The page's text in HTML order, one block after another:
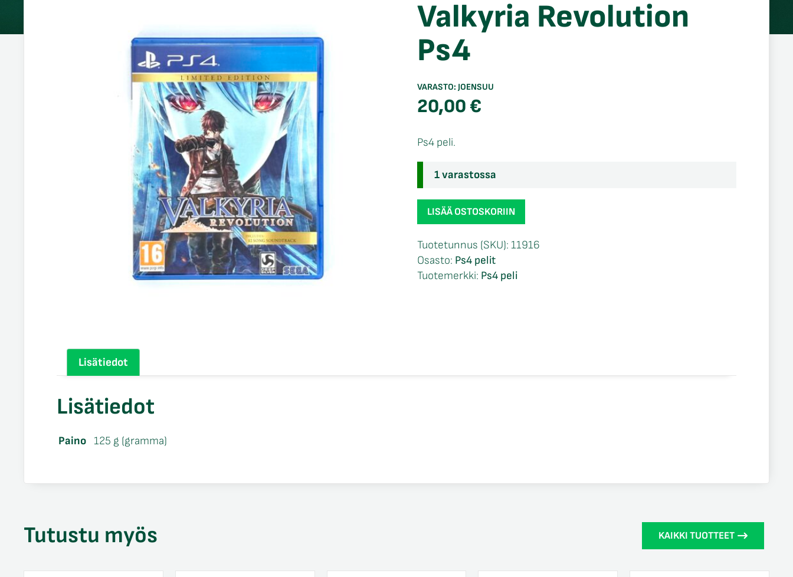
Valkyria Revolution
Ps4
VARASTO: JOENSUU
20,00€
Ps4 peli.
1 varastossa
Valkyria
Revolution
määrä
LISÄÄ OSTOSKORIIN
Tuotetunnus (SKU): 11916
Osasto: Ps4 pelit
Tuotemerkki: Ps4 peli
Lisätiedot
Lisätiedot
Paino 125 g (gramma)
Tutustu myös KAIKKI TUOTTEET